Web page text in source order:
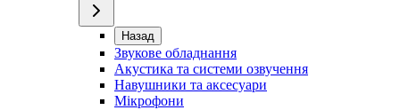
Назад
Звукове обладнання
Акустика та системи озвучення
Навушники та аксесуари
Мікрофони